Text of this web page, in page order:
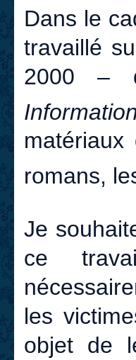
Dans le
travaillé
2000 –
romans,
Je
ce
les
objet de